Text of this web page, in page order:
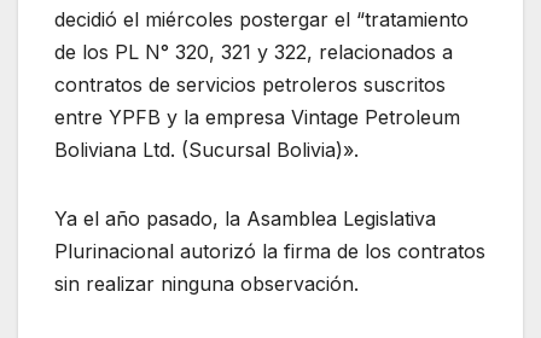
decidió el miércoles postergar el “tratamiento
de los PL N° 320, 321 y 322, relacionados a
contratos de servicios petroleros suscritos
entre YPFB y la empresa Vintage Petroleum
Boliviana Ltd. (Sucursal Bolivia)».
Ya el año pasado, la Asamblea Legislativa
Plurinacional autorizó la firma de los contratos
sin realizar ninguna observación.